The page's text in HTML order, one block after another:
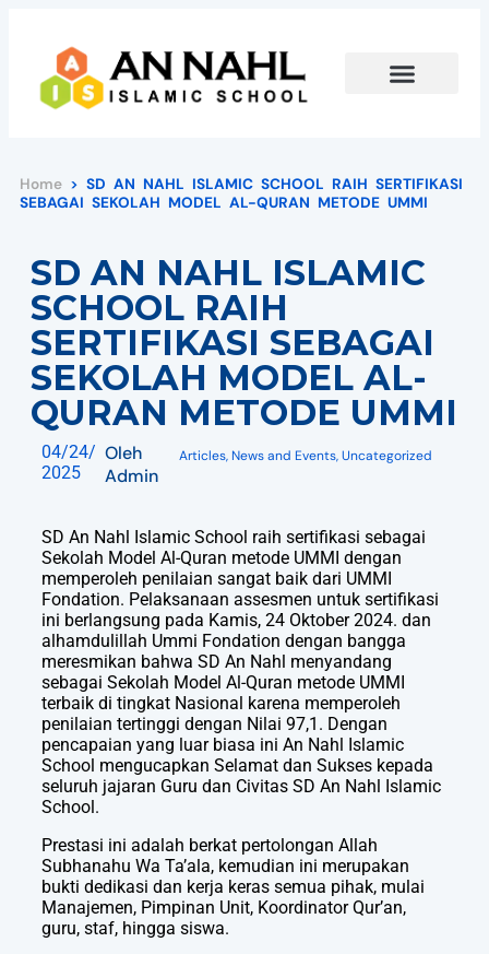
Home > SD AN NAHL ISLAMIC SCHOOL RAIH SERTIFIKASI
SEBAGAI SEKOLAH MODEL AL-QURAN METODE UMMI
SD AN NAHL ISLAMIC
SCHOOL RAIH
SERTIFIKASI SEBAGAI
SEKOLAH MODEL AL-
QURAN METODE UMMI
04/24/
2025
Oleh
Admin
Articles, News and Events,Uncategorized
SD An Nahl Islamic School raih sertifikasi sebagai
Sekolah Model Al-Quran metode UMMI dengan
memperoleh penilaian sangat baik dari UMMI
Fondation. Pelaksanaan assesmen untuk sertifikasi
ini berlangsung pada Kamis, 24 Oktober 2024. dan
alhamdulillah Ummi Fondation dengan bangga
meresmikan bahwa SD An Nahl menyandang
sebagai Sekolah Model Al-Quran metode UMMI
terbaik di tingkat Nasional karena memperoleh
penilaian tertinggi dengan Nilai 97,1. Dengan
pencapaian yang luar biasa ini An Nahl Islamic
School mengucapkan Selamat dan Sukses kepada
seluruh jajaran Guru dan Civitas SD An Nahl Islamic
School.
Prestasi ini adalah berkat pertolongan Allah
Subhanahu Wa Ta’ala, kemudian ini merupakan
bukti dedikasi dan kerja keras semua pihak, mulai
Manajemen, Pimpinan Unit, Koordinator Qur’an,
guru, staf, hingga siswa.